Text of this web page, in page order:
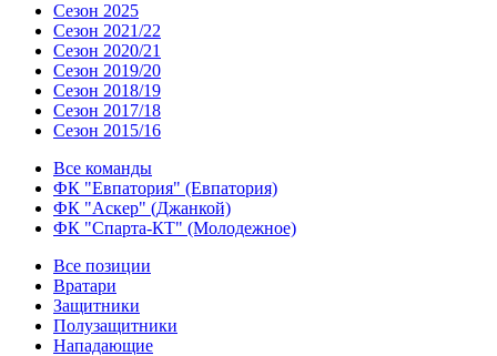
Сезон 2025
Сезон 2021/22
Сезон 2020/21
Сезон 2019/20
Сезон 2018/19
Сезон 2017/18
Сезон 2015/16
Все команды
ФК "Евпатория" (Евпатория)
ФК "Аскер" (Джанкой)
ФК "Спарта-КТ" (Молодежное)
Все позиции
Вратари
Защитники
Полузащитники
Нападающие